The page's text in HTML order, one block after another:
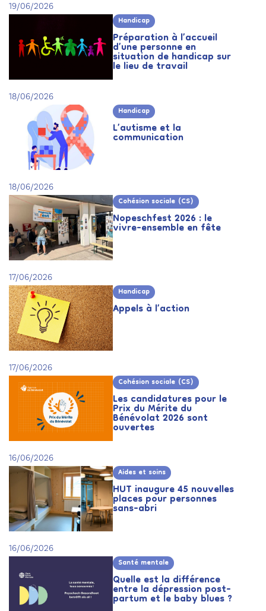
19/06/2026
Handicap
Préparation à l’accueil
d’une personne en
situation de handicap sur
le lieu de travail
18/06/2026
Handicap
L’autisme et la
communication
18/06/2026
Cohésion sociale (CS)
Nopeschfest 2026 : le
vivre-ensemble en fête
17/06/2026
Handicap
Appels à l’action
17/06/2026
Cohésion sociale (CS)
Les candidatures pour le
Prix du Mérite du
Bénévolat 2026 sont
ouvertes
16/06/2026
Aides et soins
HUT inaugure 45 nouvelles
places pour personnes
sans-abri
16/06/2026
Santé mentale
Quelle est la différence
entre la dépression post-
partum et le baby blues ?